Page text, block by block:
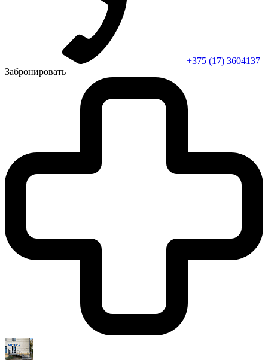
+375 (17) 3604137
Забронировать